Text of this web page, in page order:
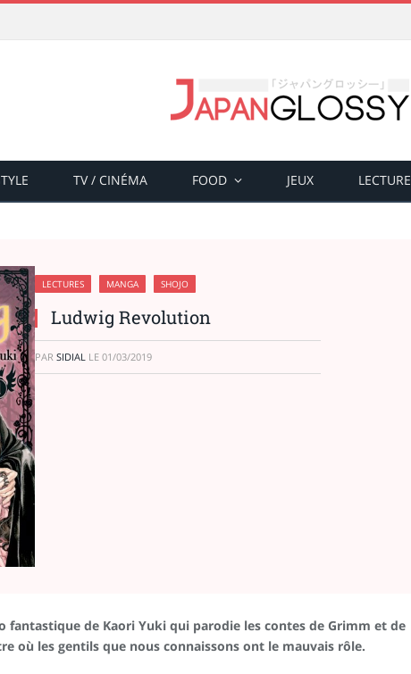
TV / CINÉMA FOOD JEUX LECTURE
LECTURES MANGA SHOJO
Ludwig Revolution
PAR SIDIAL LE 01/03/2019
fantastique de Kaori Yuki qui parodie les contes de Grimm et de
où les gentils que nous connaissons ont le mauvais rôle.